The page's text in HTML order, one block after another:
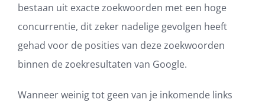
bestaan uit exacte zoekwoorden met een hoge
concurrentie, dit zeker nadelige gevolgen heeft
gehad voor de posities van deze zoekwoorden
binnen de zoekresultaten van Google.
Wanneer weinig tot geen van je inkomende links